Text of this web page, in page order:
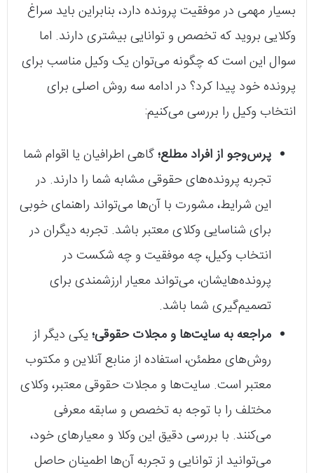
بسیار مهمی در موفقیت پرونده دارد، بنابراین باید سراغ
وکلایی بروید که تخصص و توانایی بیشتری دارند. اما
سوال این است که چگونه می‌توان یک وکیل مناسب برای
پرونده خود پیدا کرد؟ در ادامه سه روش اصلی برای
انتخاب وکیل را بررسی می‌کنیم:
پرس‌وجو از افراد مطلع؛گاهی اطرافیان یا اقوام شما
تجربه پرونده‌های حقوقی مشابه شما را دارند. در
این شرایط، مشورت با آن‌ها می‌تواند راهنمای خوبی
برای شناسایی وکلای معتبر باشد. تجربه دیگران در
انتخاب وکیل، چه موفقیت و چه شکست در
پرونده‌هایشان، می‌تواند معیار ارزشمندی برای
تصمیم‌گیری شما باشد.
مراجعه به سایت‌ها و مجلات حقوقی؛ یکی دیگر از
روش‌های مطمئن، استفاده از منابع آنلاین و مکتوب
معتبر است. سایت‌ها و مجلات حقوقی معتبر، وکلای
مختلف را با توجه به تخصص و سابقه معرفی
می‌کنند. با بررسی دقیق این وکلا و معیارهای خود،
می‌توانید از توانایی و تجربه آن‌ها اطمینان حاصل